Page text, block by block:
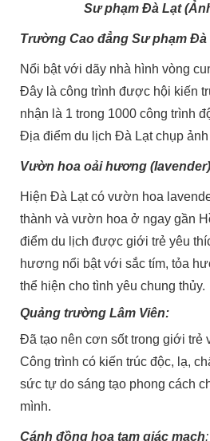
Sư phạm Đà Lạt
Trường Cao đẳng Sư phạm Đà
Nổi bật với dãy nhà hình vòng
Đây là công trình được hội kiến
nhận là 1 trong 1000 công trình
Địa điểm du lịch Đà Lạt chụp ảnh
Vườn hoa oải hương
Hiện Đà Lạt có vườn hoa
thành và vườn hoa ở ngay gần
điểm du lịch được giới trẻ yêu
hương nổi bật với sắc tím, tỏa
thể hiện cho tình yêu chung thủy.
Quảng trường Lâm Viên:
Đã tạo nên cơn sốt trong giới trẻ
Công trình có kiến trúc độc, lạ,
sức tự do sáng tạo phong cách
mình.
Cánh đồng hoa tam giác mạch: